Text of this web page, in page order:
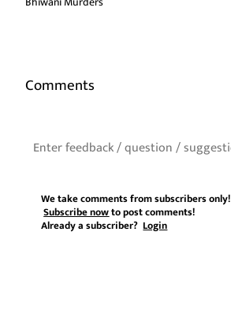
Comments
We take comments from subscribers only!
Subscribe nowto post comments!
Already a subscriber?Login